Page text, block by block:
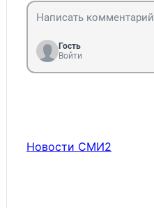
Гость
Войти
Новости СМИ2